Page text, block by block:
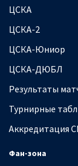
ЦСКА
ЦСКА-2
ЦСКА-Юниор
ЦСКА-ДЮБЛ
Результаты
Турнирные
Аккредитация
Фан-зона